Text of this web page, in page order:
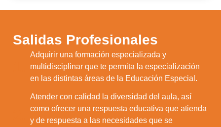
Salidas Profesionales
Adquirir una formación especializada y
multidisciplinar que te permita la especialización
en las distintas áreas de la Educación Especial.
Atender con calidad la diversidad del aula, así
como ofrecer una respuesta educativa que atienda
y de respuesta a las necesidades que se